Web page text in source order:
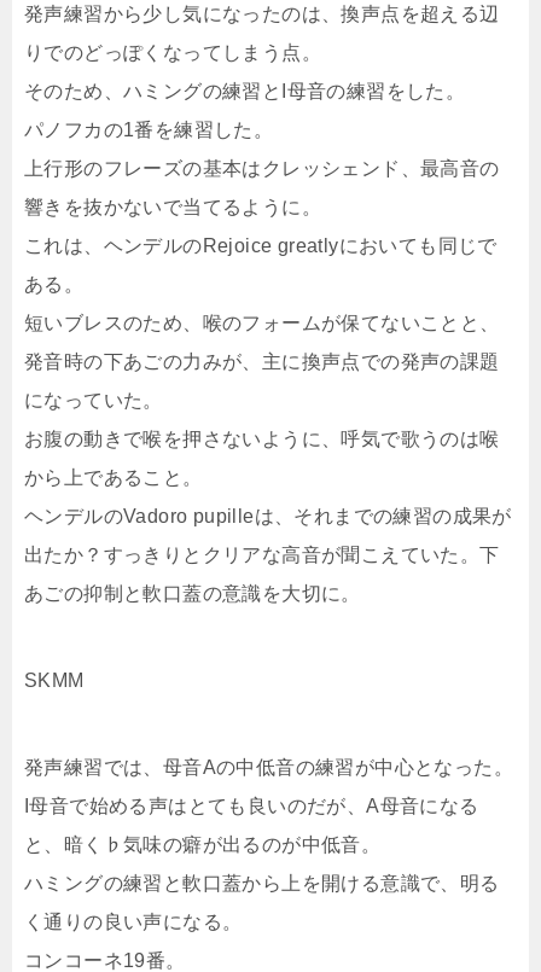
発声練習から少し気になったのは、換声点を超える辺
りでのどっぽくなってしまう点。
そのため、ハミングの練習とI母音の練習をした。
パノフカの1番を練習した。
上行形のフレーズの基本はクレッシェンド、最高音の
響きを抜かないで当てるように。
これは、ヘンデルのRejoice greatlyにおいても同じで
ある。
短いブレスのため、喉のフォームが保てないことと、
発音時の下あごの力みが、主に換声点での発声の課題
になっていた。
お腹の動きで喉を押さないように、呼気で歌うのは喉
から上であること。
ヘンデルのVadoro pupilleは、それまでの練習の成果が
出たか？すっきりとクリアな高音が聞こえていた。下
あごの抑制と軟口蓋の意識を大切に。
SKMM
発声練習では、母音Aの中低音の練習が中心となった。
I母音で始める声はとても良いのだが、A母音になる
と、暗く♭気味の癖が出るのが中低音。
ハミングの練習と軟口蓋から上を開ける意識で、明る
く通りの良い声になる。
コンコーネ19番。